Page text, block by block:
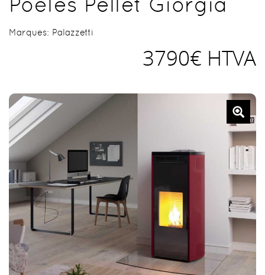
Marques: Palazzetti
3790€ HTVA